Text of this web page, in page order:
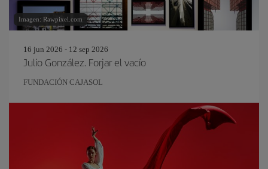
Imagen: Rawpixel.com
16 jun 2026 - 12 sep 2026
Julio González. Forjar el vacío
FUNDACIÓN CAJASOL